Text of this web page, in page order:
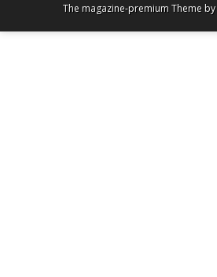
The magazine-premium Theme by